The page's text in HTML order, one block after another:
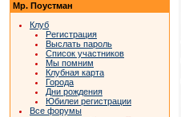
Мр. Поустман
Клуб
Регистрация
Выслать пароль
Список участников
Мы помним
Клубная карта
Города
Дни рождения
Юбилеи регистрации
Все форумы